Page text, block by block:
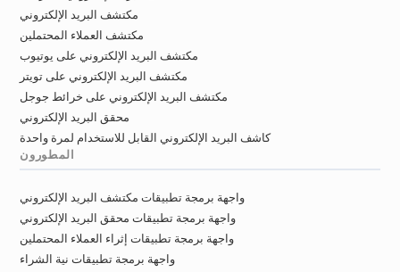
مكتشف البريد الإلكتروني
مكتشف العملاء المحتملين
مكتشف البريد الإلكتروني على يوتيوب
مكتشف البريد الإلكتروني على تويتر
مكتشف البريد الإلكتروني على خرائط جوجل
محقق البريد الإلكتروني
كاشف البريد الإلكتروني القابل للاستخدام لمرة واحدة
المطورون
واجهة برمجة تطبيقات مكتشف البريد الإلكتروني
واجهة برمجة تطبيقات محقق البريد الإلكتروني
واجهة برمجة تطبيقات إثراء العملاء المحتملين
واجهة برمجة تطبيقات نية الشراء